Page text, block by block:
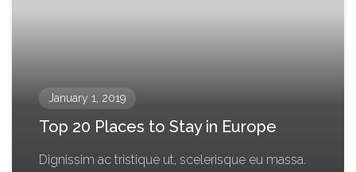
January 1, 2019
Top 20 Places to Stay in Europe
Dignissim ac tristique ut, scelerisque eu massa.